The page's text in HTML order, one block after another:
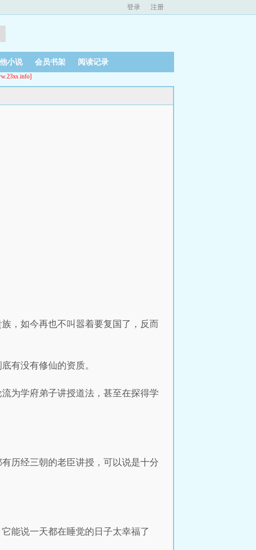
登录 注册
小说 会员书架 阅读记录
，如今再也不叫嚣着要复国了，反而
有没有修仙的资质。
为学府弟子讲授道法，甚至在探得学
历经三朝的老臣讲授，可以说是十分
能说一天都在睡觉的日子太幸福了